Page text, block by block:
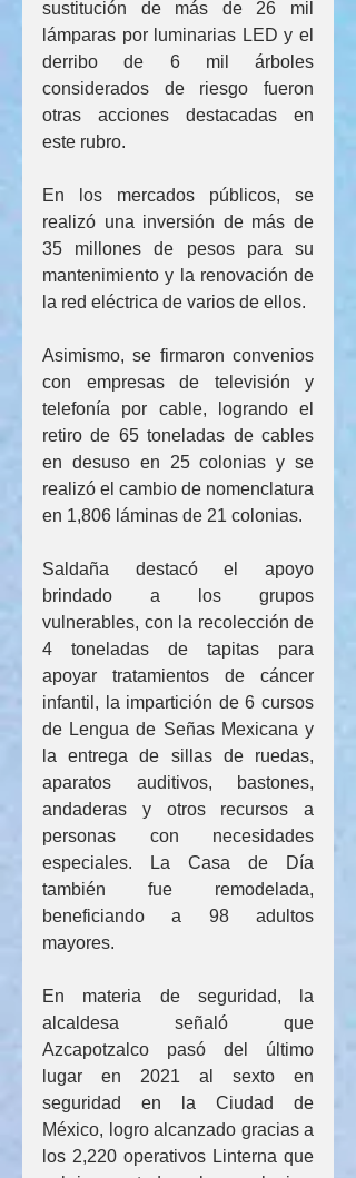
sustitución de más de 26 mil
lámparas por luminarias LED y el
derribo de 6 mil árboles
considerados de riesgo fueron
otras acciones destacadas en
este rubro.
En los mercados públicos, se
realizó una inversión de más de
35 millones de pesos para su
mantenimiento y la renovación de
la red eléctrica de varios de ellos.
Asimismo, se firmaron convenios
con empresas de televisión y
telefonía por cable, logrando el
retiro de 65 toneladas de cables
en desuso en 25 colonias y se
realizó el cambio de nomenclatura
en 1,806 láminas de 21 colonias.
Saldaña destacó el apoyo
brindado a los grupos
vulnerables, con la recolección de
4 toneladas de tapitas para
apoyar tratamientos de cáncer
infantil, la impartición de 6 cursos
de Lengua de Señas Mexicana y
la entrega de sillas de ruedas,
aparatos auditivos, bastones,
andaderas y otros recursos a
personas con necesidades
especiales. La Casa de Día
también fue remodelada,
beneficiando a 98 adultos
mayores.
En materia de seguridad, la
alcaldesa señaló que
Azcapotzalco pasó del último
lugar en 2021 al sexto en
seguridad en la Ciudad de
México, logro alcanzado gracias a
los 2,220 operativos Linterna que